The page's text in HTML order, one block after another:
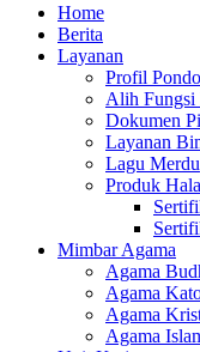
Home
Berita
Layanan
Profil
Alih Fungsi
Dokumen
Layanan
Lagu Merdu
Produk
Mimbar Agama
Agama
Agama
Agama
Agama